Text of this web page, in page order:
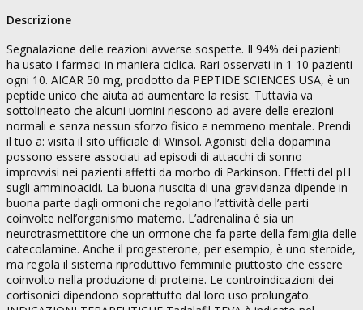
Descrizione
Segnalazione delle reazioni avverse sospette. Il 94% dei pazienti
ha usato i farmaci in maniera ciclica. Rari osservati in 1 10 pazienti
ogni 10. AICAR 50 mg, prodotto da PEPTIDE SCIENCES USA, è un
peptide unico che aiuta ad aumentare la resist. Tuttavia va
sottolineato che alcuni uomini riescono ad avere delle erezioni
normali e senza nessun sforzo fisico e nemmeno mentale. Prendi
il tuo a: visita il sito ufficiale di Winsol. Agonisti della dopamina
possono essere associati ad episodi di attacchi di sonno
improvvisi nei pazienti affetti da morbo di Parkinson. Effetti del pH
sugli amminoacidi. La buona riuscita di una gravidanza dipende in
buona parte dagli ormoni che regolano l’attività delle parti
coinvolte nell’organismo materno. L’adrenalina è sia un
neurotrasmettitore che un ormone che fa parte della famiglia delle
catecolamine. Anche il progesterone, per esempio, è uno steroide,
ma regola il sistema riproduttivo femminile piuttosto che essere
coinvolto nella produzione di proteine. Le controindicazioni dei
cortisonici dipendono soprattutto dal loro uso prolungato.